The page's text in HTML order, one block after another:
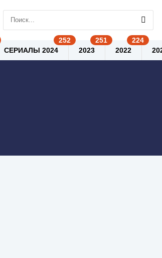
СЕРИАЛЫ 2024 2023 2022